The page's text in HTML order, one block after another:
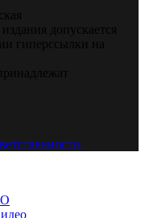
допускается
гиперссылки на